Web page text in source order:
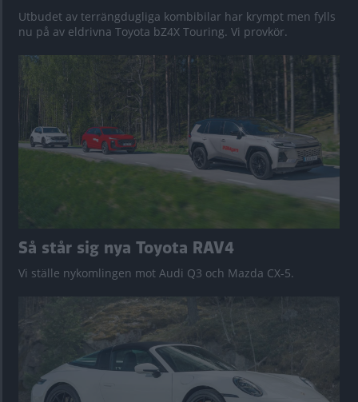
Utbudet av terrängdugliga kombibilar har krympt men fylls
nu på av eldrivna Toyota bZ4X Touring. Vi provkör.
Så står sig nya Toyota RAV4
Vi ställe nykomlingen mot Audi Q3 och Mazda CX-5.